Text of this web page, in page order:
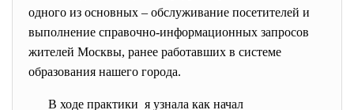
одного из основных – обслуживание посетителей и
выполнение справочно-информационных запросов
жителей Москвы, ранее работавших в системе
образования нашего города.
В ходе практики я узнала как начал